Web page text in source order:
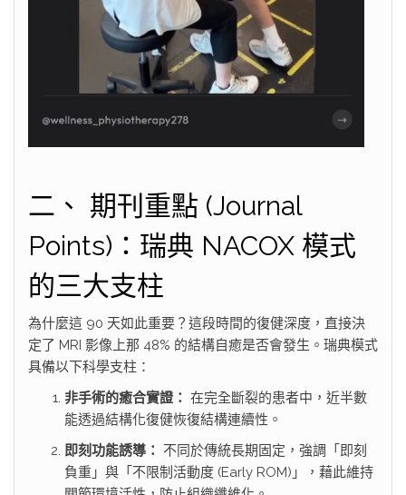
二、 期刊重點 (Journal
Points)：瑞典 NACOX 模式
的三大支柱
為什麼這 90 天如此重要？這段時間的復健深度，直接決
定了 MRI 影像上那 48% 的結構自癒是否會發生。瑞典模式
具備以下科學支柱：
非手術的癒合實證： 在完全斷裂的患者中，近半數
能透過結構化復健恢復結構連續性。
即刻功能誘導： 不同於傳統長期固定，強調「即刻
負重」與「不限制活動度 (Early ROM)」，藉此維持